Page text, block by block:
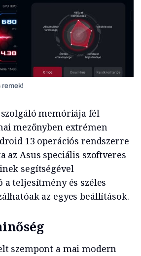
remek!
memóriája fél
mezőnyben extrémen
13 operációs rendszerre
az Asus speciális szoftveres
segítségével
teljesítmény és széles
az egyes beállítások.
szempont a mai modern